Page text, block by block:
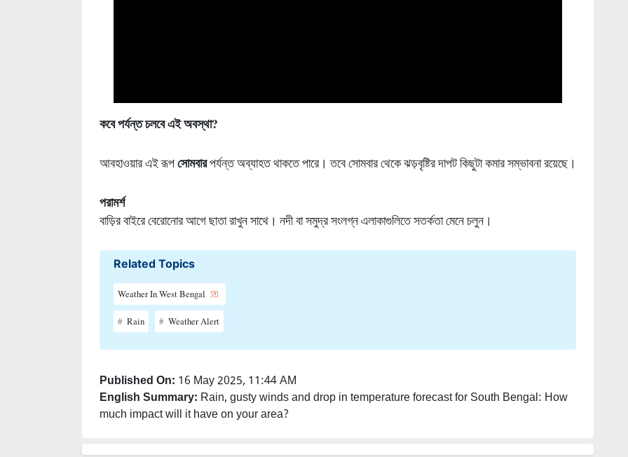
কবে পর্যন্ত চলবে এই অবস্থা?
আবহাওয়ার এই রূপ সোমবারপর্যন্ত অব্যাহত থাকতে পারে। তবে সোমবার থেকে ঝড়বৃষ্টির দাপট কিছুটা কমার সম্ভাবনা রয়েছে।
পরামর্শ
বাড়ির বাইরে বেরোনোর আগে ছাতা রাখুন সাথে। নদী বা সমুদ্র সংলগ্ন এলাকাগুলিতে সতর্কতা মেনে চলুন।
Related Topics
Weather In West Bengal
Rain Weather Alert
Published On: 16 May 2025, 11:44 AM
English Summary: Rain, gusty winds and drop in temperature forecast for South Bengal: How
much impact will it have on your area?